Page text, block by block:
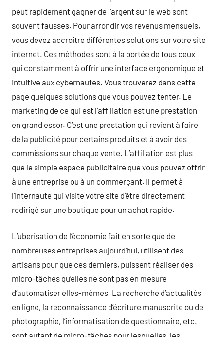
peut rapidement gagner de l’argent sur le web sont
souvent fausses. Pour arrondir vos revenus mensuels,
vous devez accroitre différentes solutions sur votre site
internet. Ces méthodes sont à la portée de tous ceux
qui constamment à offrir une interface ergonomique et
intuitive aux cybernautes. Vous trouverez dans cette
page quelques solutions que vous pouvez tenter. Le
marketing de ce qui est l’affiliation est une prestation
en grand essor. C’est une prestation qui revient à faire
de la publicité pour certains produits et à avoir des
commissions sur chaque vente. L’affiliation est plus
que le simple espace publicitaire que vous pouvez offrir
à une entreprise ou à un commerçant. Il permet à
l’internaute qui visite votre site d’être directement
redirigé sur une boutique pour un achat rapide.
L’uberisation de l’économie fait en sorte que de
nombreuses entreprises aujourd’hui, utilisent des
artisans pour que ces derniers, puissent réaliser des
micro-tâches qu’elles ne sont pas en mesure
d’automatiser elles-mêmes. La recherche d’actualités
en ligne, la reconnaissance d’écriture manuscrite ou de
photographie, l’informatisation de questionnaire, etc.
sont autant de micro-tâches pour lesquelles, les